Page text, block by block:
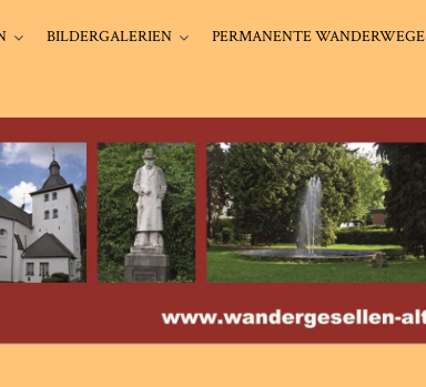
BILDERGALERIEN PERMANENTE WANDERWEGE